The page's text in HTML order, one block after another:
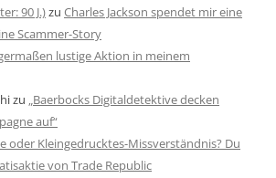
90 J.)zu Charles Jackson spendet mir eine
Scammer-Story
lustige Aktion in meinem
zu „Baerbocks Digitaldetektive decken
auf“
oder Kleingedrucktes-Missverständnis? Du
von Trade Republic